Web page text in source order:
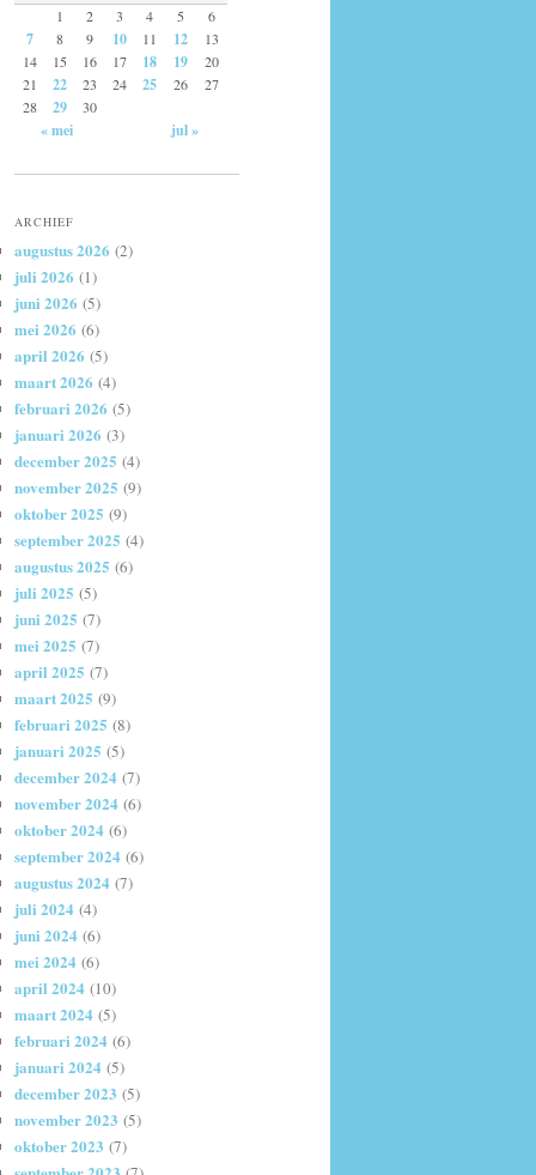
1 2 3 4 5 6
7 8 9 10 11 12
13
14
15 16 17 18 19
20
21
22 23 24 25 26
27
28
29 30
« mei jul »
ARCHIEF
augustus 2026 (2)
juli 2026 (1)
juni 2026 (5)
mei 2026 (6)
april 2026 (5)
maart 2026 (4)
februari 2026 (5)
januari 2026 (3)
december 2025 (4)
november 2025 (9)
oktober 2025 (9)
september 2025 (4)
augustus 2025 (6)
juli 2025 (5)
juni 2025 (7)
mei 2025 (7)
april 2025 (7)
maart 2025 (9)
februari 2025 (8)
januari 2025 (5)
december 2024 (7)
november 2024 (6)
oktober 2024 (6)
september 2024 (6)
augustus 2024 (7)
juli 2024 (4)
juni 2024 (6)
mei 2024 (6)
april 2024 (10)
maart 2024 (5)
februari 2024 (6)
januari 2024 (5)
december 2023 (5)
november 2023 (5)
oktober 2023 (7)